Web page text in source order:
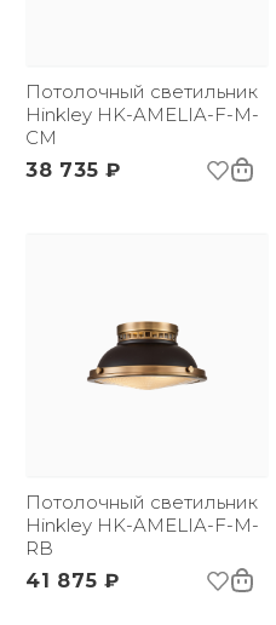
Потолочный светильник
Hinkley HK-AMELIA-F-M-
CM
38 735 ₽
Потолочный светильник
Hinkley HK-AMELIA-F-M-
RB
41 875 ₽